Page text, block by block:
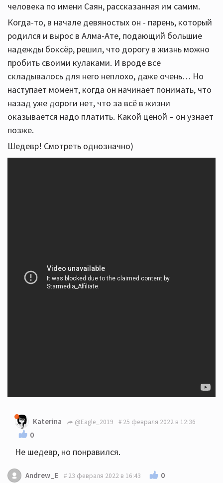
человека по имени Саян, рассказанная им самим.
Когда-то, в начале девяностых он - парень, который
родился и вырос в Алма-Ате, подающий большие
надежды боксёр, решил, что дорогу в жизнь можно
пробить своими кулаками. И вроде все
складывалось для него неплохо, даже очень… Но
наступает момент, когда он начинает понимать, что
назад уже дороги нет, что за всё в жизни
оказывается надо платить. Какой ценой – он узнает
позже.
Шедевр! Смотреть однозначно)
Katerina @Eagle_2019 25 февраля 2022 в 12:36
0
Не шедевр, но понравился.
Andrew_E 23 февраля 2022 в 16:43 0